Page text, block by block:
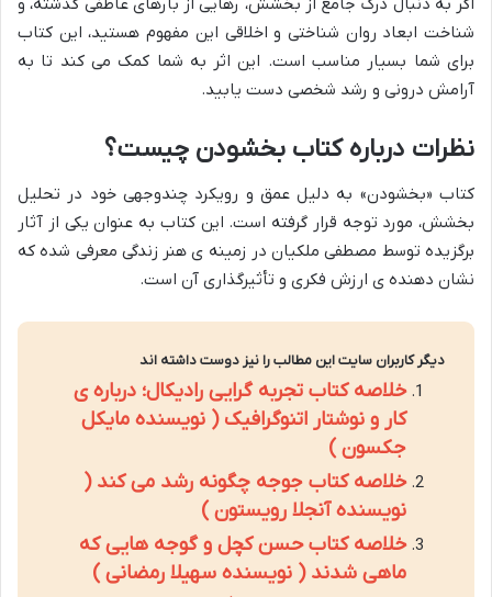
اگر به دنبال درک جامع از بخشش، رهایی از بارهای عاطفی گذشته، و
شناخت ابعاد روان شناختی و اخلاقی این مفهوم هستید، این کتاب
برای شما بسیار مناسب است. این اثر به شما کمک می کند تا به
آرامش درونی و رشد شخصی دست یابید.
نظرات درباره کتاب بخشودن چیست؟
کتاب «بخشودن» به دلیل عمق و رویکرد چندوجهی خود در تحلیل
بخشش، مورد توجه قرار گرفته است. این کتاب به عنوان یکی از آثار
برگزیده توسط مصطفی ملکیان در زمینه ی هنر زندگی معرفی شده که
نشان دهنده ی ارزش فکری و تأثیرگذاری آن است.
دیگر کاربران سایت این مطالب را نیز دوست داشته اند
خلاصه کتاب تجربه گرایی رادیکال؛ درباره ی
کار و نوشتار اتنوگرافیک ( نویسنده مایکل
جکسون )
خلاصه کتاب جوجه چگونه رشد می کند (
نویسنده آنجلا رویستون )
خلاصه کتاب حسن کچل و گوجه هایی که
ماهی شدند ( نویسنده سهیلا رمضانی )